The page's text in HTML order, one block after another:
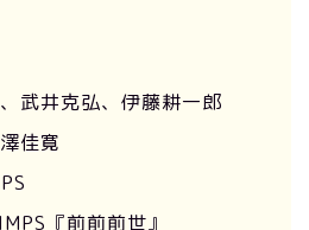
武井克弘、伊藤耕一郎
佳寛
『前前前世』